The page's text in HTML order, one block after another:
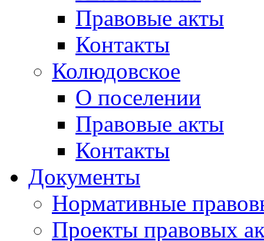
Правовые акты
Контакты
Колюдовское
О поселении
Правовые акты
Контакты
Документы
Нормативные
Проекты правовых